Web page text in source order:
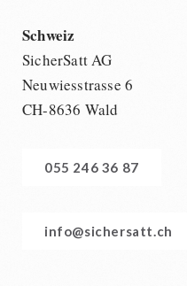
Schweiz
SicherSatt AG
Neuwiesstrasse 6
CH-8636 Wald
055 246 36 87
info@sichersatt.ch